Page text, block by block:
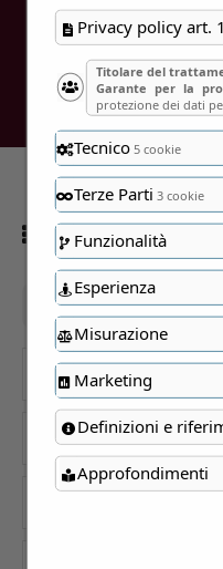
Showing all 4
Il riso delle antiche
Cerca
Categorie
Privacy policy art.
Titolare del
Garante per la
protezione dei dati
Tecnico5 cookie
Terze Parti 3 cookie
Funzionalità
Esperienza
Misurazione
Marketing
Definizioni e
Approfondimenti